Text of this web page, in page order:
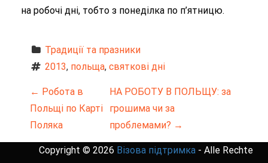
на робочі дні, тобто з понеділка по п’ятницю.
Традиції та празники
2013, польща, святкові дні
Н
а
в
← Робота в
Польщі по Карті
Поляка
НА РОБОТУ В ПОЛЬЩУ: за
грошима чи за
проблемами? →
Copyright © 2026 Візова підтримка - Alle Rechte